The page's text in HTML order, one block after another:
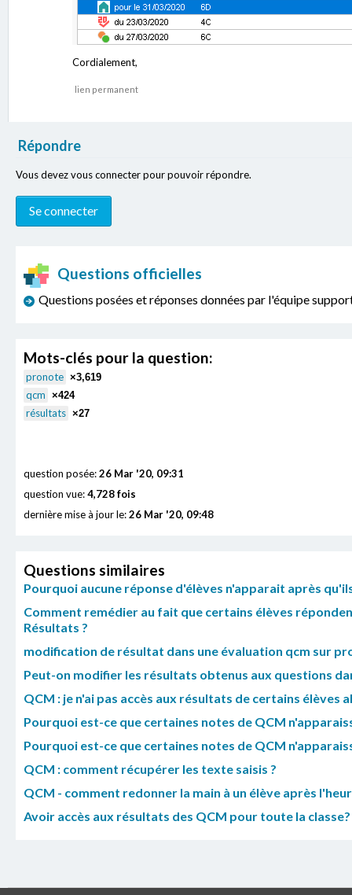
Cordialement,
lien permanent
Répondre
Vous devez vous connecter pour pouvoir répondre.
Questions officielles
Questions posées et réponses données par l'équipe
Mots-clés pour la question:
pronote ×3,619
qcm ×424
résultats ×27
question posée:26 Mar '20, 09:31
question vue:4,728 fois
dernière mise à jour le:26 Mar '20, 09:48
Questions similaires
Pourquoi aucune réponse d'élèves n'apparait après
Comment remédier au fait que certains élèves
Résultats ?
modification de résultat dans une évaluation qcm sur
Peut-on modifier les résultats obtenus aux questions
QCM : je n'ai pas accès aux résultats de certains élèves
Pourquoi est-ce que certaines notes de QCM
Pourquoi est-ce que certaines notes de QCM
QCM : comment récupérer les texte saisis ?
QCM - comment redonner la main à un élève après
Avoir accès aux résultats des QCM pour toute la classe?